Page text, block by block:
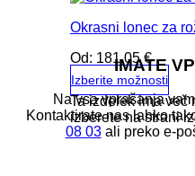
Okrasni lonec za
Od: 181,05€
Izberite možnosti
Ta izdelek ima več
izberete na strani
IMATE
Na vsa vprašanja
Kontaktirate nas lahko
08 03ali preko e-